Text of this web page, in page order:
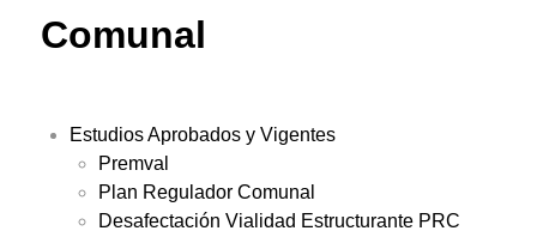
Comunal
Estudios Aprobados y Vigentes
Premval
Plan Regulador Comunal
Desafectación Vialidad Estructurante PRC